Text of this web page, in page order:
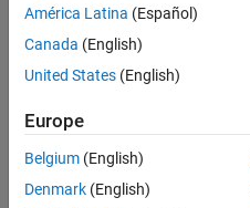
2024
1 Answer
Updated
14 Apr 2024
11 Views
(30 days)
América Latina (Español)
Canada (English)
United States (English)
Europe
Belgium (English)
Denmark (English)